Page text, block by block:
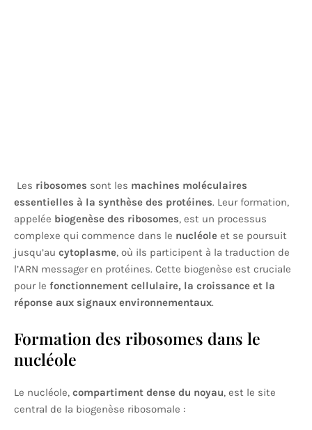
Les ribosomes sont les machines moléculaires
essentielles à la synthèse des protéines. Leur formation,
appelée biogenèse des ribosomes, est un processus
complexe qui commence dans le nucléole et se poursuit
jusqu’au cytoplasme, où ils participent à la traduction de
l’ARN messager en protéines. Cette biogenèse est cruciale
pour le fonctionnement cellulaire, la croissance et la
réponse aux signaux environnementaux.
Formation des ribosomes dans le
nucléole
Le nucléole, compartiment dense du noyau, est le site
central de la biogenèse ribosomale :